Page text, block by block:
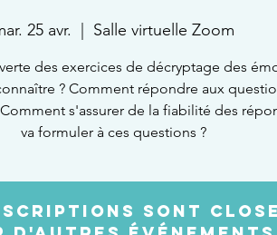
25 avr.
  |
Salle virtuelle Zoom
des exercices de décryptage des
? Comment répondre aux
Comment s'assurer de la fiabilité des
va formuler à ces questions ?
sont